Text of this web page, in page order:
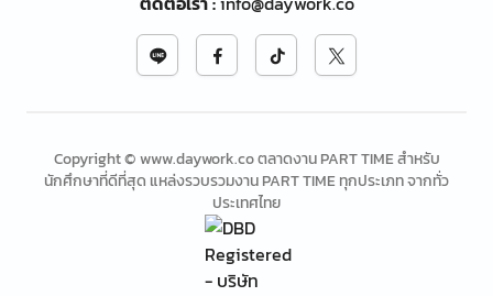
Copyright © www.daywork.co ตลาดงาน PART TIME สำหรับ
นักศึกษาที่ดีที่สุด แหล่งรวบรวมงาน PART TIME ทุกประเภท จากทั่ว
ประเทศไทย